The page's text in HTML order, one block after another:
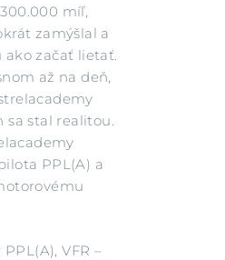
míľ,
zamýšlal a
ako začať lietať.
až na deň,
sa stal realitou.
PPL(A) a
VFR –